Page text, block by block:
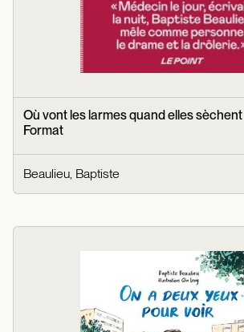
Où vont les larmes quand elles
Format
Beaulieu, Baptiste